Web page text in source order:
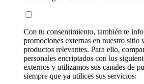
Con tu consentimiento, también te
promociones externas en nuestro sitio
productos relevantes. Para ello,
personales encriptados con los
externos y utilizamos sus canales de
siempre que ya utilices sus servicios: